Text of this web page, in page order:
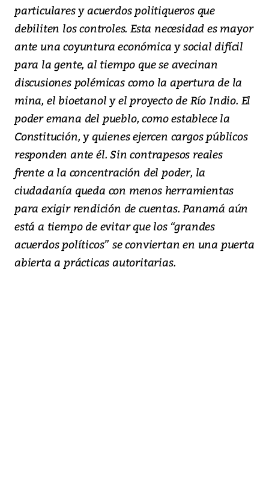
particulares y acuerdos politiqueros que
debiliten los controles. Esta necesidad es mayor
ante una coyuntura económica y social difícil
para la gente, al tiempo que se avecinan
discusiones polémicas como la apertura de la
mina, el bioetanol y el proyecto de Río Indio. El
poder emana del pueblo, como establece la
Constitución, y quienes ejercen cargos públicos
responden ante él. Sin contrapesos reales
frente a la concentración del poder, la
ciudadanía queda con menos herramientas
para exigir rendición de cuentas. Panamá aún
está a tiempo de evitar que los “grandes
acuerdos políticos” se conviertan en una puerta
abierta a prácticas autoritarias.